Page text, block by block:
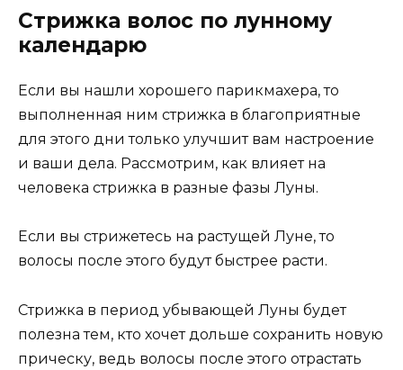
Стрижка волос по лунному
календарю
Если вы нашли хорошего парикмахера, то
выполненная ним стрижка в благоприятные
для этого дни только улучшит вам настроение
и ваши дела. Рассмотрим, как влияет на
человека стрижка в разные фазы Луны.
Если вы стрижетесь на растущей Луне, то
волосы после этого будут быстрее расти.
Стрижка в период убывающей Луны будет
полезна тем, кто хочет дольше сохранить новую
прическу, ведь волосы после этого отрастать